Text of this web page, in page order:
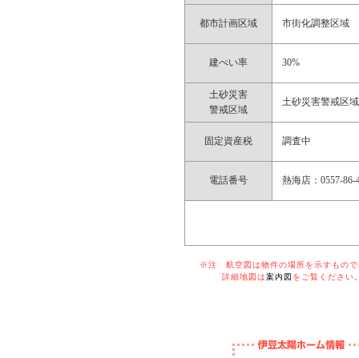
都市計画区域 市街化調整区域
建ぺい率 30%
土砂災害
警戒区域
土砂災害警戒区
固定資産税 調査中
電話番号 熱海店：0557-86-
※注 航空図は物件の場所を示すものでは
詳細地図は案内図 をご覧ください